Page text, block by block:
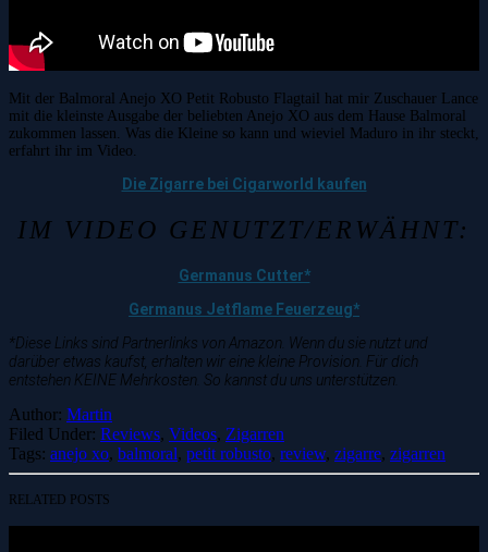
Mit der Balmoral Anejo XO Petit Robusto Flagtail hat mir Zuschauer Lance
mit die kleinste Ausgabe der beliebten Anejo XO aus dem Hause Balmoral
zukommen lassen. Was die Kleine so kann und wieviel Maduro in ihr steckt,
erfahrt ihr im Video.
Die Zigarre bei Cigarworld kaufen
IM VIDEO GENUTZT/ERWÄHNT:
Germanus Cutter*
Germanus Jetflame Feuerzeug*
*Diese Links sind Partnerlinks von Amazon. Wenn du sie nutzt und
darüber etwas kaufst, erhalten wir eine kleine Provision. Für dich
entstehen KEINE Mehrkosten. So kannst du uns unterstützen.
Author: Martin
Filed Under: Reviews, Videos, Zigarren
Tags: anejo xo, balmoral, petit robusto, review, zigarre, zigarren
RELATED POSTS